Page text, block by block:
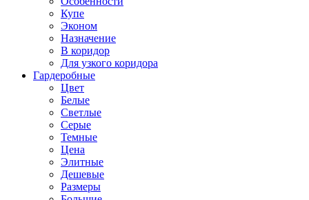
Купе
Эконом
Назначение
В коридор
Для узкого коридора
Гардеробные
Цвет
Белые
Светлые
Серые
Темные
Цена
Элитные
Дешевые
Размеры